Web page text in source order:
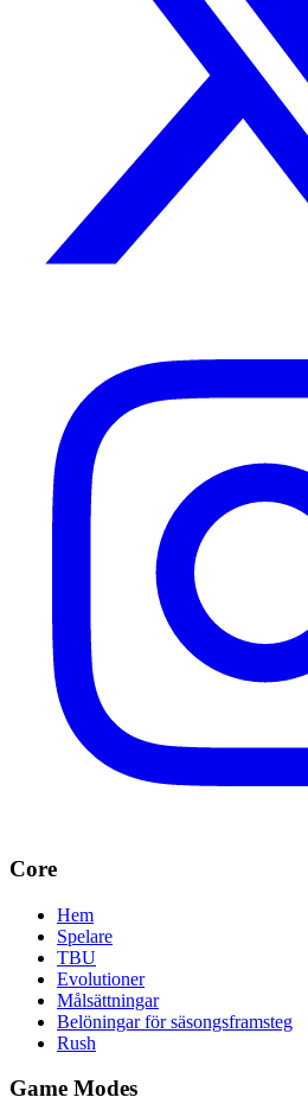
Core
Hem
Spelare
TBU
Evolutioner
Målsättningar
Belöningar för säsongsframsteg
Rush
Game Modes